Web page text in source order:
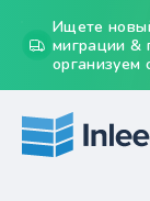
Ищете
миграции &
организуем